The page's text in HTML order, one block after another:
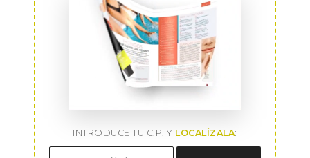
INTRODUCE TU C.P. Y LOCALÍZALA: